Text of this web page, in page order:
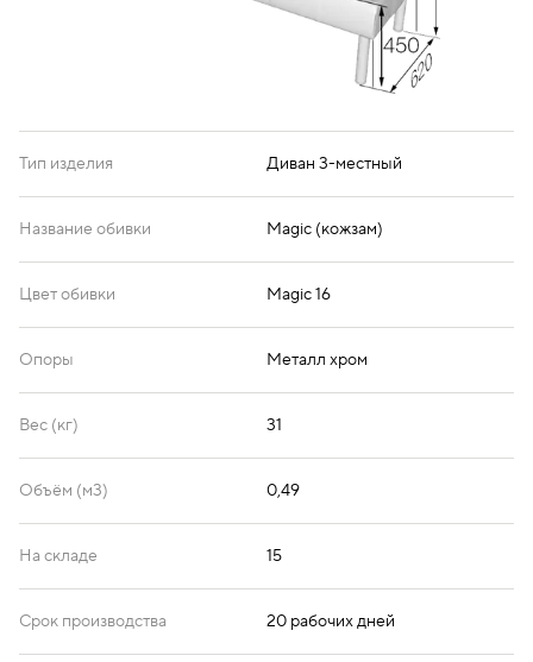
Тип изделия Диван 3-местный
Название обивки Magic (кожзам)
Цвет обивки Magic 16
Опоры Металл хром
Вес (кг) 31
Объём (м3) 0,49
На складе 15
Срок производства 20 рабочих дней